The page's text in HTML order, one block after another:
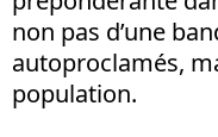
non pas d’une
autoproclamés,
population.